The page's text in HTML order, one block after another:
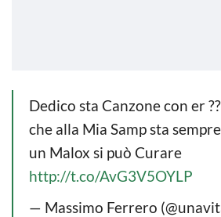
Dedico sta Canzone con er
che alla Mia Samp sta
un Malox si può Curare
http://t.co/AvG3V5OYLP
— Massimo Ferrero